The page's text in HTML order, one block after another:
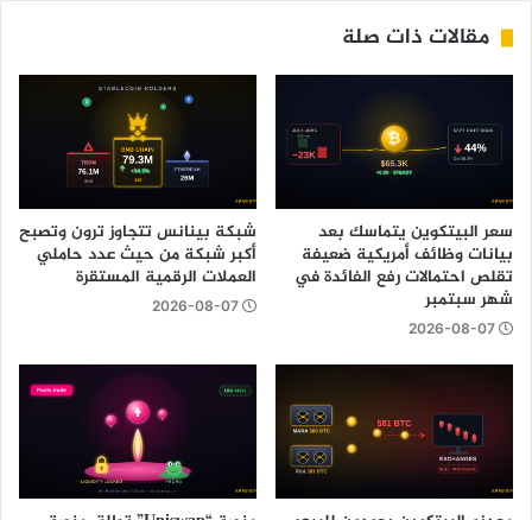
مقالات ذات صلة
سعر البيتكوين يتماسك بعد
بيانات وظائف أمريكية ضعيفة
تقلص احتمالات رفع الفائدة في
شهر سبتمبر
2026-08-07
شبكة بينانس تتجاوز ترون وتصبح
أكبر شبكة من حيث عدد حاملي
العملات الرقمية المستقرة
2026-08-07